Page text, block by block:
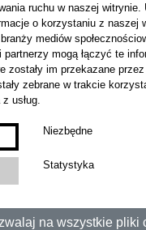
ruchu w naszej witrynie.
o korzystaniu z naszej
mediów
partnerzy mogą łączyć te
zostały im przekazane
zebrane w trakcie
usług.
Niezbędne
Statystyka
na wszystkie pliki
kapusty. Posiada